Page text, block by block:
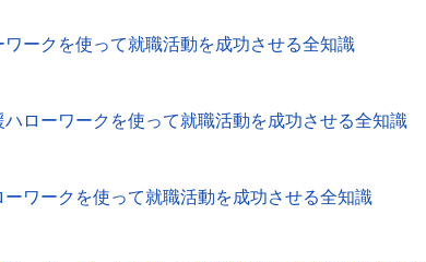
ークを使って就職活動を成功させる全知識
ローワークを使って就職活動を成功させる全知識
ワークを使って就職活動を成功させる全知識